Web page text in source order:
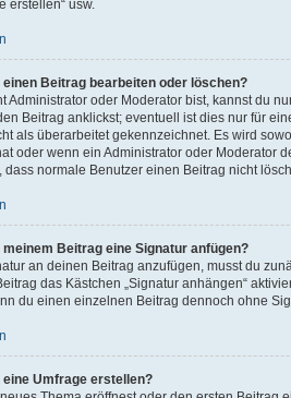
erstellen“ usw.
einen Beitrag bearbeiten oder löschen?
Administrator oder Moderator bist, kannst du
Beitrag anklickst; eventuell ist dies nur für
als überarbeitet gekennzeichnet. Es wird
oder wenn ein Administrator oder Moderator
dass normale Benutzer einen Beitrag nicht
meinem Beitrag eine Signatur anfügen?
an deinen Beitrag anzufügen, musst du
das Kästchen „Signatur anhängen“
du einen einzelnen Beitrag dennoch ohne
eine Umfrage erstellen?